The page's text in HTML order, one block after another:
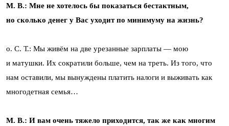
М. В.: Мне не хотелось бы показаться бестактным,
но сколько денег у Вас уходит по минимуму на жизнь?
о. С. Т.: Мы живём на две урезанные зарплаты — мою
и матушки. Их сократили больше, чем на треть. Из того, что
нам оставили, мы вынуждены платить налоги и выживать как
многодетная семья…
М. В.: И вам очень тяжело приходится, так же как многим